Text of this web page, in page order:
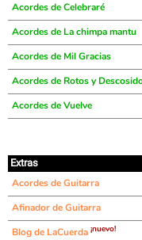
Acordes de Celebraré
Acordes de La chimpa mantu
Acordes de Mil Gracias
Acordes de Rotos y
Acordes de Vuelve
Extras
Acordes de Guitarra
Afinador de Guitarra
Blog de LaCuerda ¡nuevo!